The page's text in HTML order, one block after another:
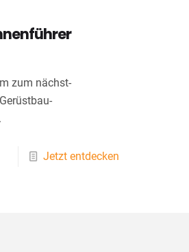
zum nächst­
Jetzt entdecken